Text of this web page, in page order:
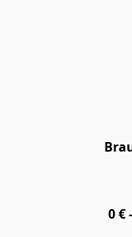
0 €
0 €